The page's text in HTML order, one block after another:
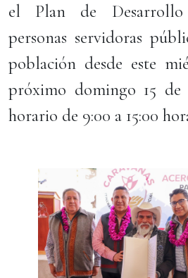
el Plan de Desarrollo
personas servidoras
población desde este
próximo domingo 15
horario de 9:00 a 15:00